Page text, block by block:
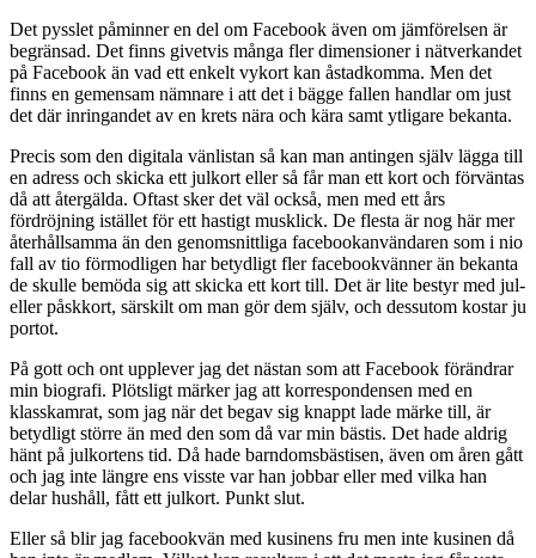
Det pysslet påminner en del om Facebook även om jämförelsen är
begränsad. Det finns givetvis många fler dimensioner i nätverkandet
på Facebook än vad ett enkelt vykort kan åstadkomma. Men det
finns en gemensam nämnare i att det i bägge fallen handlar om just
det där inringandet av en krets nära och kära samt ytligare bekanta.
Precis som den digitala vänlistan så kan man antingen själv lägga till
en adress och skicka ett julkort eller så får man ett kort och förväntas
då att återgälda. Oftast sker det väl också, men med ett års
fördröjning istället för ett hastigt musklick. De flesta är nog här mer
återhållsamma än den genomsnittliga facebookanvändaren som i nio
fall av tio förmodligen har betydligt fler facebookvänner än bekanta
de skulle bemöda sig att skicka ett kort till. Det är lite bestyr med jul-
eller påskkort, särskilt om man gör dem själv, och dessutom kostar ju
portot.
På gott och ont upplever jag det nästan som att Facebook förändrar
min biografi. Plötsligt märker jag att korrespondensen med en
klasskamrat, som jag när det begav sig knappt lade märke till, är
betydligt större än med den som då var min bästis. Det hade aldrig
hänt på julkortens tid. Då hade barndomsbästisen, även om åren gått
och jag inte längre ens visste var han jobbar eller med vilka han
delar hushåll, fått ett julkort. Punkt slut.
Eller så blir jag facebookvän med kusinens fru men inte kusinen då